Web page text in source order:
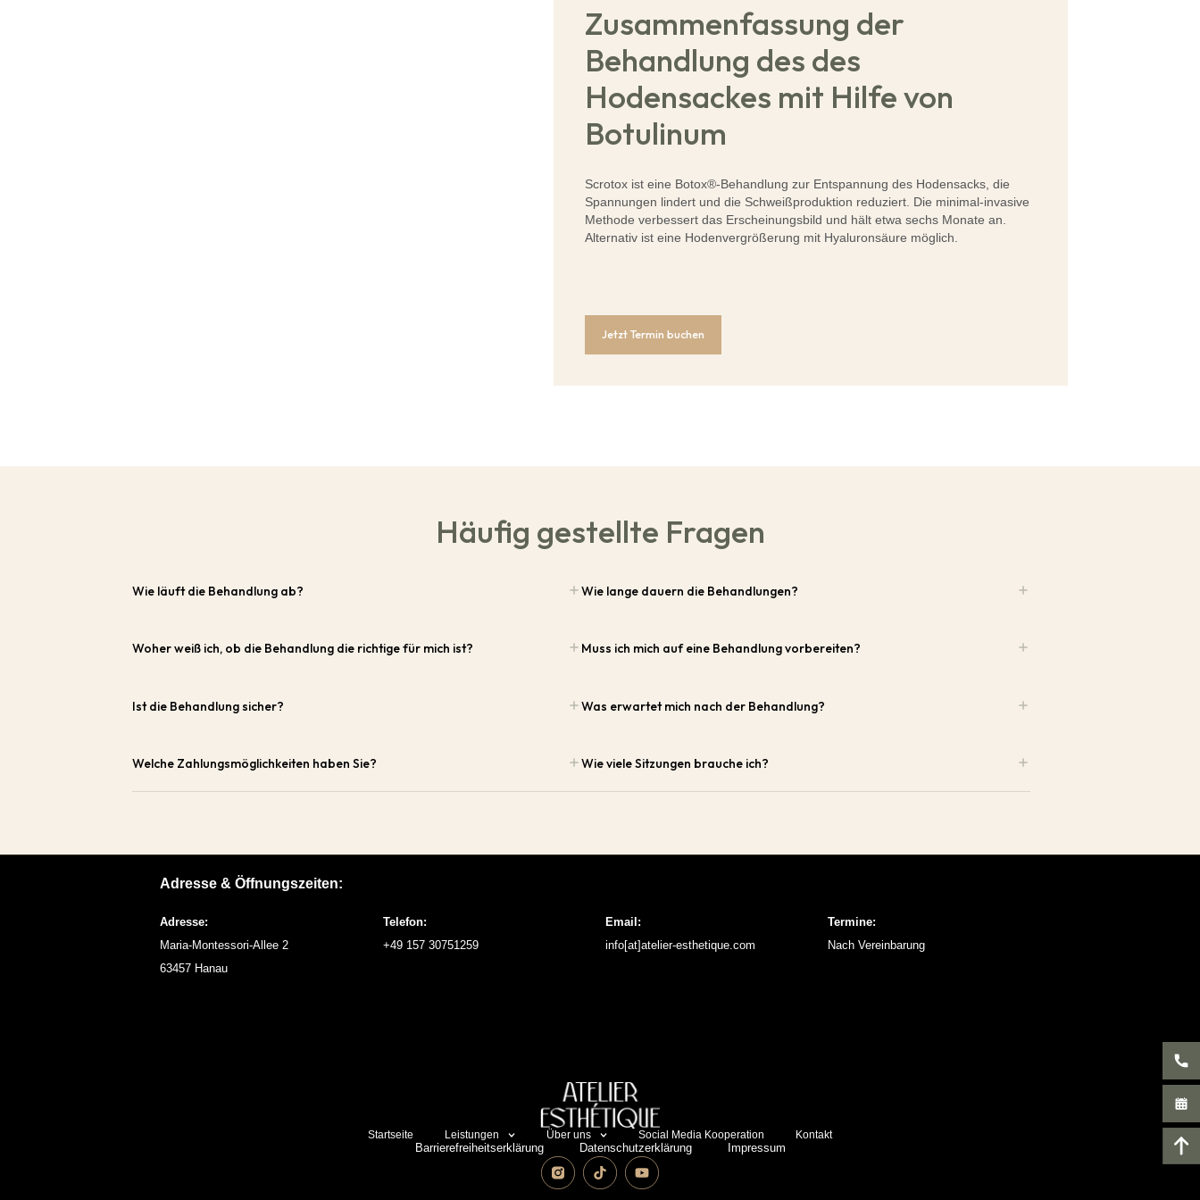
Zusammenfassung der
Behandlung des des
Hodensackes mit Hilfe von
Botulinum
Scrotox ist eine Botox®-Behandlung zur Entspannung des Hodensacks, die
Spannungen lindert und die Schweißproduktion reduziert. Die minimal-invasive
Methode verbessert das Erscheinungsbild und hält etwa sechs Monate an.
Alternativ ist eine Hodenvergrößerung mit Hyaluronsäure möglich.
Jetzt Termin buchen
Häufig gestellte Fragen
Wie läuft die Behandlung ab?
Woher weiß ich, ob die Behandlung die richtige für mich ist?
Ist die Behandlung sicher?
Welche Zahlungsmöglichkeiten haben Sie?
Wie lange dauern die Behandlungen?
Muss ich mich auf eine Behandlung vorbereiten?
Was erwartet mich nach der Behandlung?
Wie viele Sitzungen brauche ich?
Adresse & Öffnungszeiten:
Adresse:
Maria-Montessori-Allee 2
63457 Hanau
Telefon:
+49 157 30751259
Email:
info[at]atelier-esthetique.com
Termine:
Nach Vereinbarung
Startseite Leistungen Über uns Social Media Kooperation Kontakt
Barrierefreiheitserklärung Datenschutzerklärung Impressum